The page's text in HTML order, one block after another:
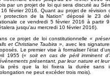
par un projet de loi qui sera discuté au
février 2016. Quant au projet de révision
protection de la Nation" déposé le 23
ce vendredi 5 février 2016 à partir
jusqu’au mercredi 10 février 2016).
ce projet de loi constitutionnelle «
et Christiane Taubira », avec les
Le premier vise à formaliser l’état
1955 (« soit en cas de péril imminent
présentant, par leur nature et
près que la loi fixera la durée sans
ne peut excéder trois mois).